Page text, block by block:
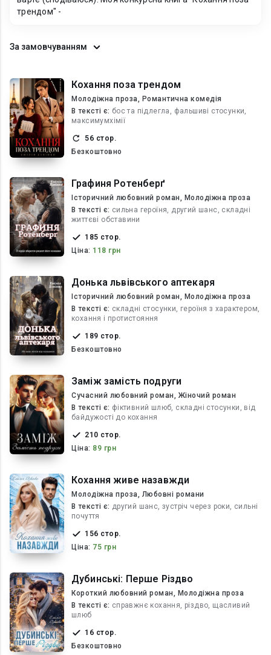
трендом" -
За замовчуванням
Кохання поза трендом
Молодіжна проза, Романтична комедія
В текcті є: бос та підлегла, фальшиві стосунки,
максимумхімії
56 стор.
Безкоштовно
Графиня Ротенберґ
Історичний любовний роман, Молодіжна проза
В текcті є: сильна героїня, другий шанс, складні
життєві обставини
185 стор.
Ціна: 118 грн
Донька львівського аптекаря
Історичний любовний роман, Молодіжна проза
В текcті є: складні стосунки, героїня з характером,
кохання і протистояння
189 стор.
Безкоштовно
Заміж замість подруги
Сучасний любовний роман, Жіночий роман
В текcті є: фіктивний шлюб, складні стосунки, від
байдужості до кохання
210 стор.
Ціна: 89 грн
Кохання живе назавжди
Молодіжна проза, Любовні романи
В текcті є: другий шанс, зустріч через роки, сильні
почуття
156 стор.
Ціна: 75 грн
Дубинські: Перше Різдво
Короткий любовний роман, Молодіжна проза
В текcті є: справжнє кохання, різдво, щасливий
шлюб
16 стор.
Безкоштовно